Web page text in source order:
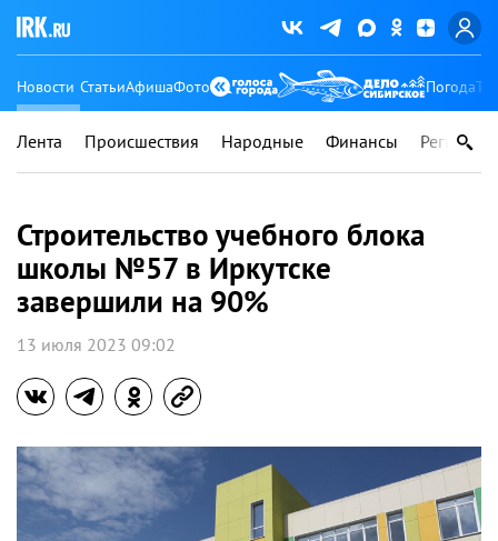
Новости СтатьиАфишаФото Погода
Лента Происшествия Народные Финансы Регионы
Строительство учебного блока
школы №57 в Иркутске
завершили на 90%
13 июля 2023 09:02